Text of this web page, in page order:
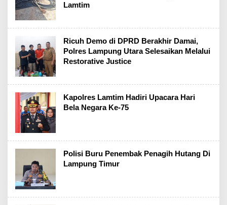
Lamtim
Ricuh Demo di DPRD Berakhir Damai,
Polres Lampung Utara Selesaikan Melalui
Restorative Justice
Kapolres Lamtim Hadiri Upacara Hari
Bela Negara Ke-75
Polisi Buru Penembak Penagih Hutang Di
Lampung Timur